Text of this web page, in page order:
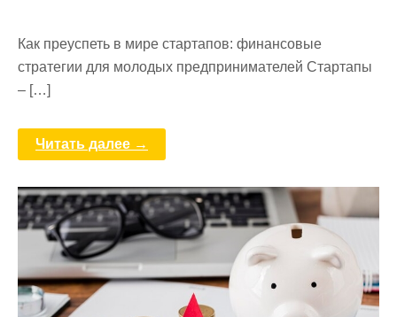
Как преуспеть в мире стартапов: финансовые
стратегии для молодых предпринимателей Стартапы
– […]
Читать далее →